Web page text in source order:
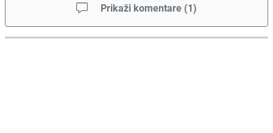
Prikaži komentare (1)